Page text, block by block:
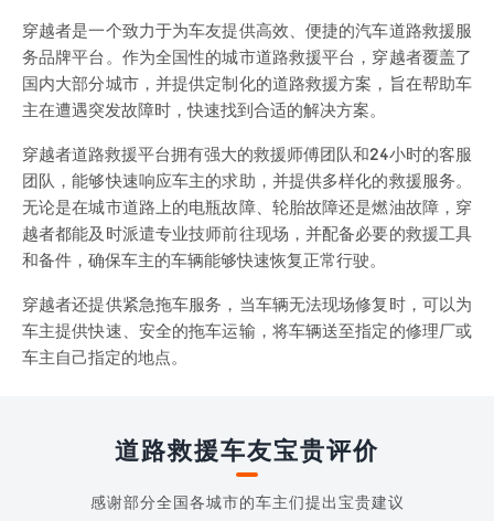
穿越者是一个致力于为车友提供高效、便捷的汽车道路救援服
务品牌平台。作为全国性的城市道路救援平台，穿越者覆盖了
国内大部分城市，并提供定制化的道路救援方案，旨在帮助车
主在遭遇突发故障时，快速找到合适的解决方案。
穿越者道路救援平台拥有强大的救援师傅团队和24小时的客服
团队，能够快速响应车主的求助，并提供多样化的救援服务。
无论是在城市道路上的电瓶故障、轮胎故障还是燃油故障，穿
越者都能及时派遣专业技师前往现场，并配备必要的救援工具
和备件，确保车主的车辆能够快速恢复正常行驶。
穿越者还提供紧急拖车服务，当车辆无法现场修复时，可以为
车主提供快速、安全的拖车运输，将车辆送至指定的修理厂或
车主自己指定的地点。
道路救援车友宝贵评价
感谢部分全国各城市的车主们提出宝贵建议